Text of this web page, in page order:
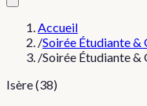
Accueil
/Soirée Étudiante &
/Soirée Étudiante &
Isère (38)